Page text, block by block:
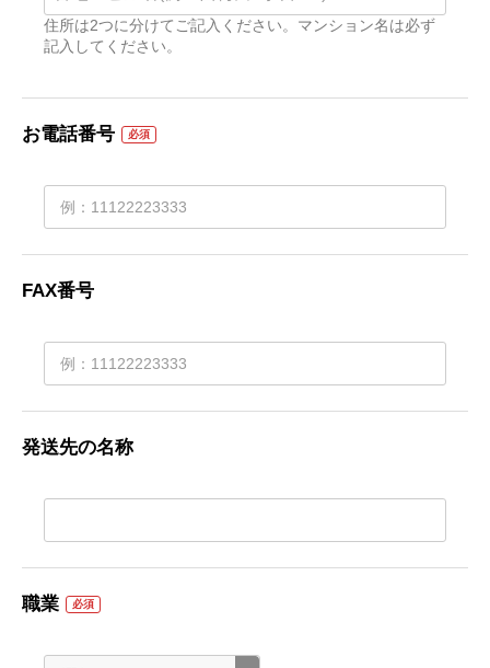
住所は2つに分けてご記入ください。マンション名は必ず
記入してください。
お電話番号 必須
FAX番号
発送先の名称
職業 必須